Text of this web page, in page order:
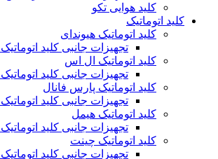
کلید هوایی تکو
کلید اتوماتیک
کلید اتوماتیک هیوندای
تجهیزات جانبی کلید
کلید اتوماتیک ال اس
تجهیزات جانبی کلید
کلید اتوماتیک پارس فانال
تجهیزات جانبی کلید
کلید اتوماتیک هیمل
تجهیزات جانبی کلید
کلید اتوماتیک چینت
تجهیزات جانبی کلید